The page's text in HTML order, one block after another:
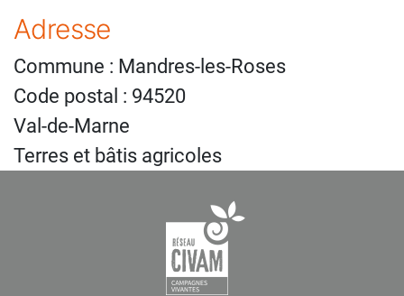
Adresse
Commune : Mandres-les-Roses
Code postal : 94520
Val-de-Marne
Terres et bâtis agricoles